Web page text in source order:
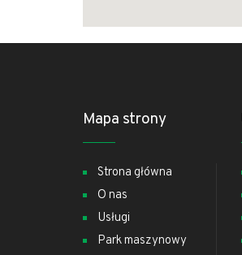
Mapa strony
Strona główna
O nas
Usługi
Park maszynowy